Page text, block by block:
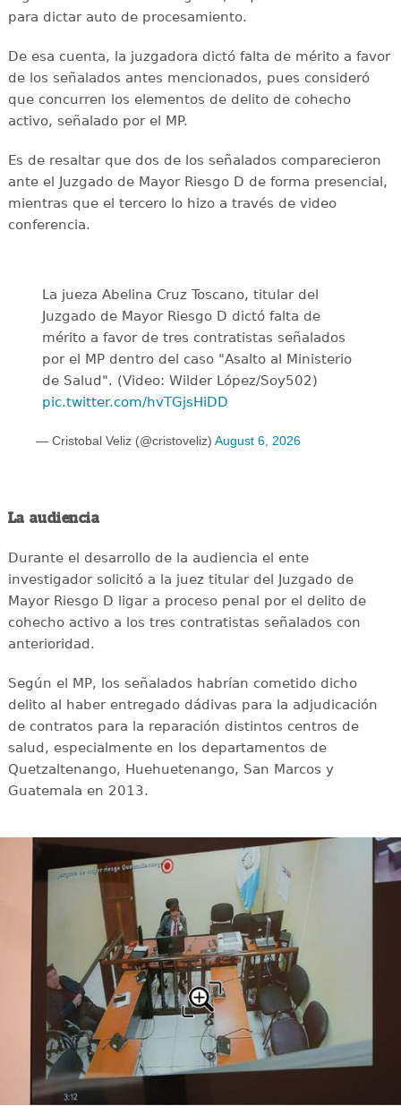
para dictar auto de procesamiento.
De esa cuenta, la juzgadora dictó falta de mérito a favor
de los señalados antes mencionados, pues consideró
que concurren los elementos de delito de cohecho
activo, señalado por el MP.
Es de resaltar que dos de los señalados comparecieron
ante el Juzgado de Mayor Riesgo D de forma presencial,
mientras que el tercero lo hizo a través de video
conferencia.
La jueza Abelina Cruz Toscano, titular del
Juzgado de Mayor Riesgo D dictó falta de
mérito a favor de tres contratistas señalados
por el MP dentro del caso "Asalto al Ministerio
de Salud". (Video: Wilder López/Soy502)
pic.twitter.com/hvTGjsHiDD
— Cristobal Veliz (@cristoveliz) August 6, 2026
La audiencia
Durante el desarrollo de la audiencia el ente
investigador solicitó a la juez titular del Juzgado de
Mayor Riesgo D ligar a proceso penal por el delito de
cohecho activo a los tres contratistas señalados con
anterioridad.
Según el MP, los señalados habrían cometido dicho
delito al haber entregado dádivas para la adjudicación
de contratos para la reparación distintos centros de
salud, especialmente en los departamentos de
Quetzaltenango, Huehuetenango, San Marcos y
Guatemala en 2013.